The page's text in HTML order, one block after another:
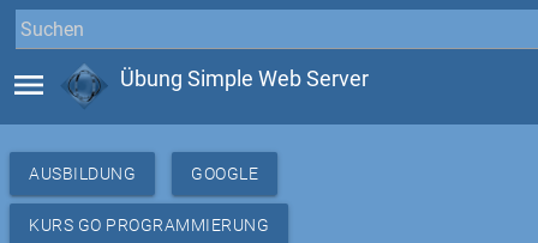
menu Übung Simple Web Server
AUSBILDUNG GOOGLE
KURS GO PROGRAMMIERUNG